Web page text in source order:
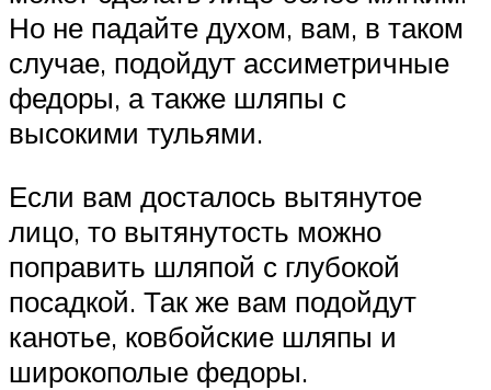
Но не падайте духом, вам, в таком
случае, подойдут ассиметричные
федоры, а также шляпы с
высокими тульями.
Если вам досталось вытянутое
лицо, то вытянутость можно
поправить шляпой с глубокой
посадкой. Так же вам подойдут
канотье, ковбойские шляпы и
широкополые федоры.